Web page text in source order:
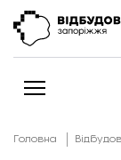
Головна